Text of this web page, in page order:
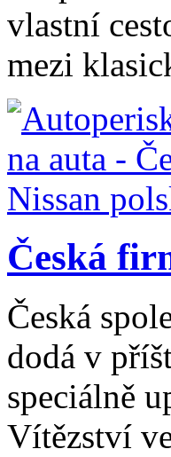
vlastní
mezi
Česká
Česká
dodá v
speciálně
Vítězství